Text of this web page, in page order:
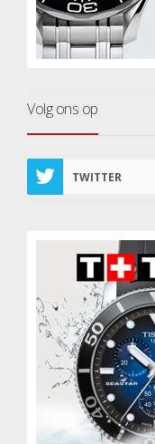
Volg ons op
TWITTER